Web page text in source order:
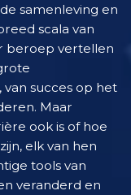
samenleving en
scala van
beroep vertellen
succes op het
Maar
ook is of hoe
elk van hen
tools van
veranderd en